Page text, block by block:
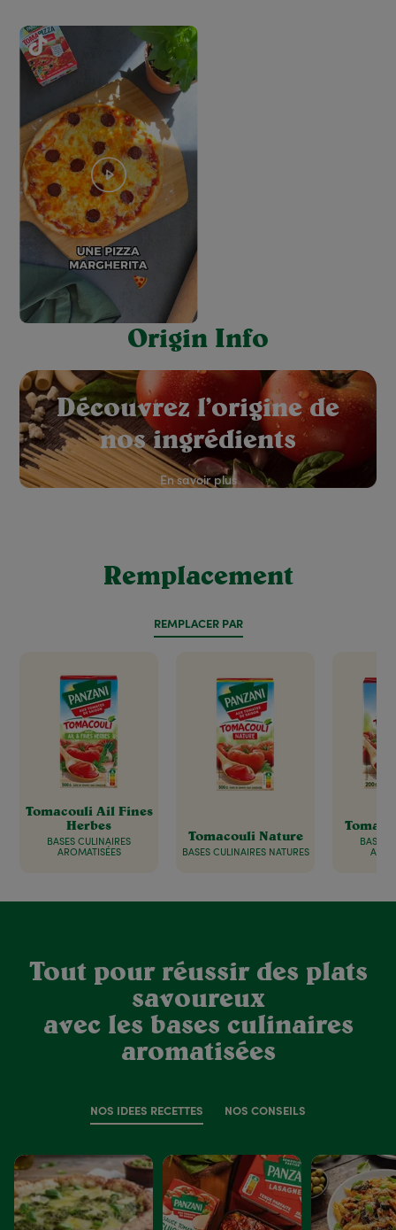
Origin Info
red: Rouge
Découvrez l’origine de
nos ingrédients
En savoir plus
Remplacement
REMPLACER PAR
Tomacouli Ail Fines
Herbes
BASES CULINAIRES
AROMATISÉES
Tomacouli Nature
BASES CULINAIRES NATURES
BASES
Tout pour réussir des plats
savoureux
avec les bases culinaires
aromatisées
NOS IDÉES RECETTES NOS CONSEILS